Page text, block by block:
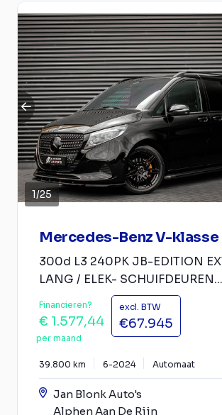
1/25
Mercedes-Benz V-klasse
300d L3 240PK JB-EDITION
LANG / ELEK- SCHUIFDEUREN...
Financieren?
€ 1.577,44
per maand
excl. BTW
€67.945
39.800 km 6-2024 Automaat
Jan Blonk Auto's
Alphen Aan De Rijn